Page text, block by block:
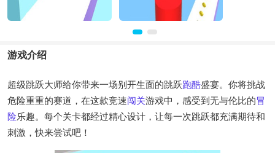
游戏介绍
超级跳跃大师给你带来一场别开生面的跳跃跑酷盛宴。你将挑战
危险重重的赛道，在这款竞速闯关游戏中，感受到无与伦比的冒
险乐趣。每个关卡都经过精心设计，让每一次跳跃都充满期待和
刺激，快来尝试吧！